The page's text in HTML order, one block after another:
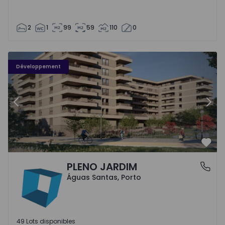
2 1 99 59 110 0
Développement
PLENO JARDIM - 3
Précédent
Águas Santas, PortoPLENO JARDIM
Águas Santas, Porto
49 Lots disponibles